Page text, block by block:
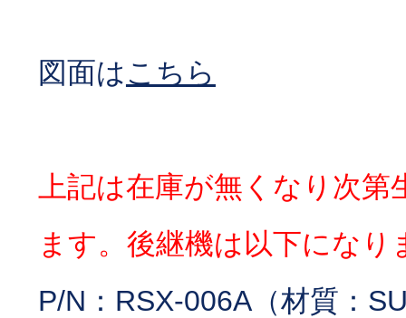
図面はこちら
上記は在庫が無くなり次
ます。後継機は以下になり
P/N：RSX-006A（材質：